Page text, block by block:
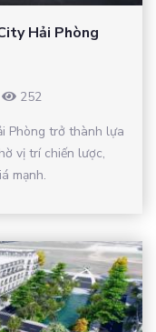
Hải Phòng
252
Phòng trở thành lựa
vị trí chiến lược,
mạnh.